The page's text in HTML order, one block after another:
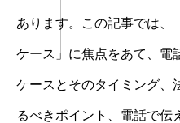
あります。この記事では、
ケース」に焦点をあて、電
ケースとそのタイミング、
るべきポイント、電話で伝